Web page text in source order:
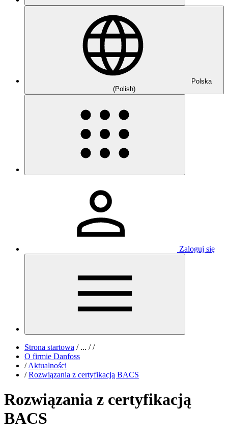
Polska
(Polish)
Zaloguj się
Strona startowa /... / /
O firmie Danfoss
/ Aktualności
/ Rozwiązania z certyfikacją BACS
Rozwiązania z certyfikacją
BACS